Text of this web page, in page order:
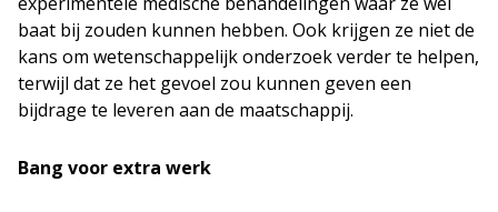
baat bij zouden kunnen hebben. Ook krijgen ze niet de
kans om wetenschappelijk onderzoek verder te helpen,
terwijl dat ze het gevoel zou kunnen geven een
bijdrage te leveren aan de maatschappij.
Bang voor extra werk